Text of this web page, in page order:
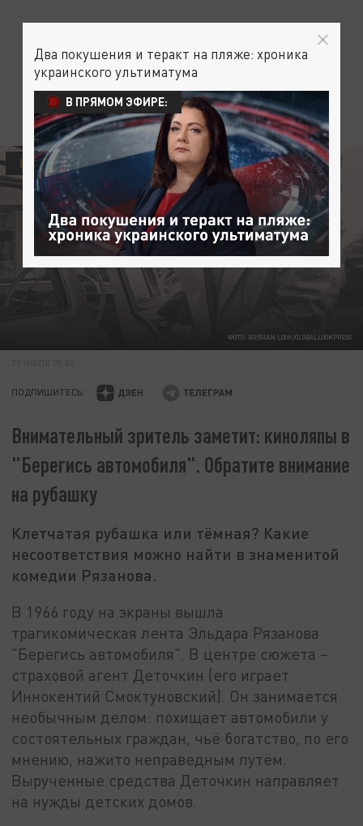
ФОТО: RUSSIAN LOOK/GLOBALLOOKPRESS
КУЛЬТУРА
ПОДПИШИТЕСЬ:
Внимательный зритель заметит: киноляпы в
"Берегись автомобиля". Обратите внимание
на рубашку
Клетчатая рубашка или тёмная? Какие
несоответствия можно найти в знаменитой
комедии Рязанова.
В 1966 году на экраны вышла
трагикомическая лента Эльдара Рязанова
"Берегись автомобиля". В центре сюжета –
страховой агент Деточкин (его играет
Иннокентий Смоктуновский). Он занимается
необычным делом: похищает автомобили у
состоятельных граждан, чьё богатство, по его
мнению, нажито неправедным путём.
Вырученные средства Деточкин направляет
на нужды детских домов.
Два покушения и теракт на пляже: хроника
украинского ультиматума
В ПРЯМОМ ЭФИРЕ: